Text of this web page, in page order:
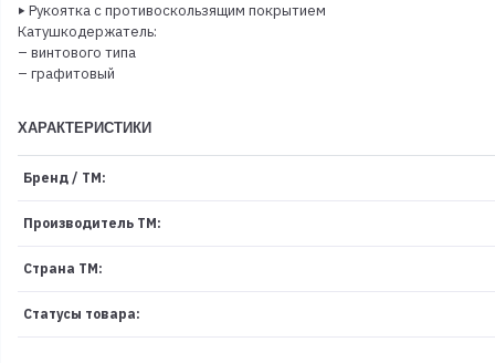
‣ Рукоятка с противоскользящим покрытием
Катушкодержатель:
– винтового типа
– графитовый
ХАРАКТЕРИСТИКИ
Бренд / ТМ:
Производитель ТМ:
Страна ТМ:
Статусы товара: